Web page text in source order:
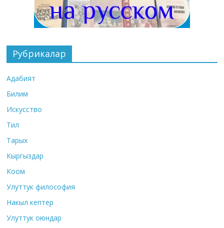
Рубрикалар
Адабият
Билим
Искусство
Тил
Тарых
Кыргыздар
Коом
Улуттук философия
Накыл кептер
Улуттук оюндар